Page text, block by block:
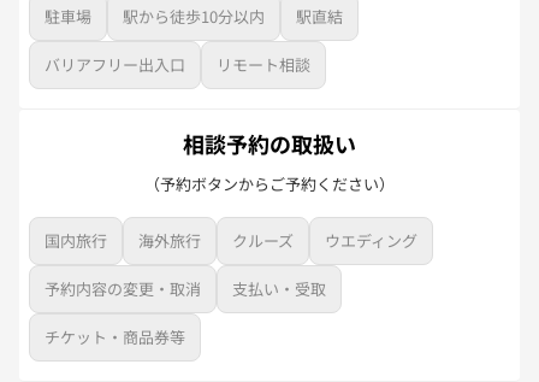
駐車場 駅から徒歩10分以内 駅直結
バリアフリー出入口 リモート相談
相談予約の取扱い
（予約ボタンからご予約ください）
国内旅行 海外旅行 クルーズ ウエディング
予約内容の変更・取消 支払い・受取
チケット・商品券等